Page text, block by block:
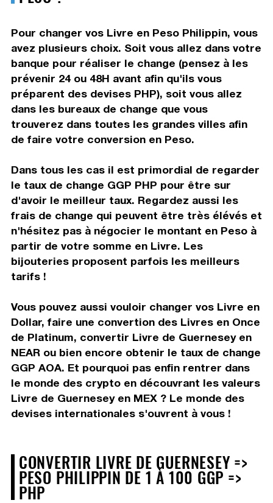
Pour changer vos Livre en Peso Philippin, vous
avez plusieurs choix. Soit vous allez dans votre
banque pour réaliser le change (pensez à les
prévenir 24 ou 48H avant afin qu'ils vous
préparent des devises PHP), soit vous allez
dans les bureaux de change que vous
trouverez dans toutes les grandes villes afin
de faire votre conversion en Peso.
Dans tous les cas il est primordial de regarder
le taux de change GGP PHP pour être sur
d'avoir le meilleur taux. Regardez aussi les
frais de change qui peuvent être très élévés et
n'hésitez pas à négocier le montant en Peso à
partir de votre somme en Livre. Les
bijouteries proposent parfois les meilleurs
tarifs !
Vous pouvez aussi vouloir changer vos Livre en
Dollar, faire une convertion des Livres en Once
de Platinum, convertir Livre de Guernesey en
NEAR ou bien encore obtenir le taux de change
GGP AOA. Et pourquoi pas enfin rentrer dans
le monde des crypto en découvrant les valeurs
Livre de Guernesey en MEX ? Le monde des
devises internationales s'ouvrent à vous !
CONVERTIR LIVRE DE GUERNESEY =>
PESO PHILIPPIN DE 1 À 100 GGP =>
PHP